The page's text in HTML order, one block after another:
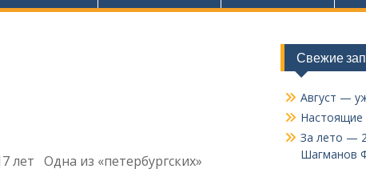
лет Одна из «петербургских»
Свежие
Август —
За лето —
Шагманов